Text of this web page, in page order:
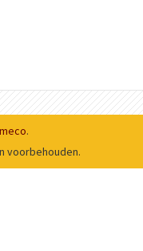
.
voorbehouden.